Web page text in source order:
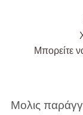
Μπορείτε
Μολις